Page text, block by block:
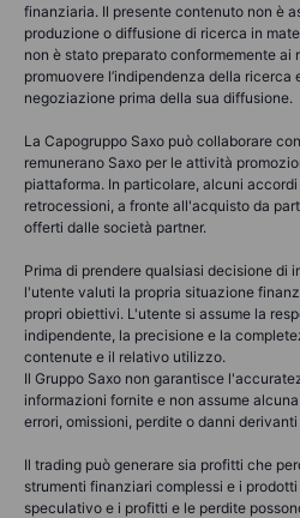
finanziaria. Il presente contenuto non è
produzione o diffusione di ricerca in
non è stato preparato conformemente ai
promuovere l’indipendenza della ricerca
negoziazione prima della sua diffusione.
La Capogruppo Saxo può collaborare
remunerano Saxo per le attività
piattaforma. In particolare, alcuni
retrocessioni, a fronte all'acquisto da
offerti dalle società partner.
Prima di prendere qualsiasi decisione di
l'utente valuti la propria situazione
propri obiettivi. L'utente si assume la
indipendente, la precisione e la
contenute e il relativo utilizzo.
Il Gruppo Saxo non garantisce
informazioni fornite e non assume
errori, omissioni, perdite o danni
Il trading può generare sia profitti che
strumenti finanziari complessi e i
speculativo e i profitti e le perdite